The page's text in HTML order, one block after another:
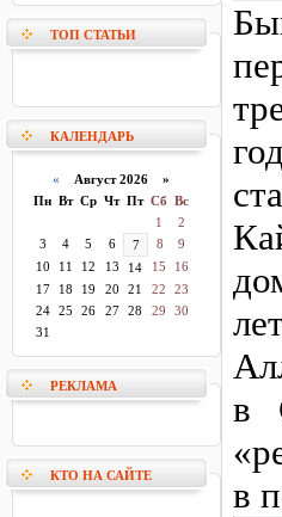
ТОП СТАТЬИ
КАЛЕНДАРЬ
« Август 2026 »
Пн Вт Ср Чт Пт Сб Вс
1
2
3
4 5 6 7 8
9
10
11 12 13 14 15
16
17
18 19 20 21 22
23
24
25 26 27 28 29
30
31
РЕКЛАМА
КТО НА САЙТЕ
в
в